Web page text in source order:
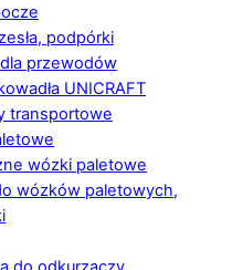
podpórki
dla przewodów
UNICRAFT
transportowe
wózki paletowe
wózków paletowych,